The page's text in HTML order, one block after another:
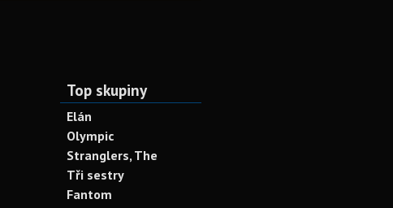
Top skupiny
Elán
Olympic
Stranglers, The
Tři sestry
Fantom